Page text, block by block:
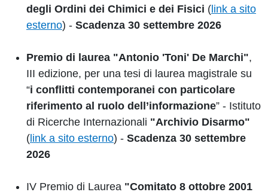
degli Ordini dei Chimici e dei Fisici ( link a sito
esterno) - Scadenza 30 settembre 2026
Premio di laurea "Antonio 'Toni' De Marchi",
III edizione, per una tesi di laurea magistrale su
“i conflitti contemporanei con particolare
riferimento al ruolo dell’informazione” - Istituto
di Ricerche Internazionali "Archivio Disarmo"
( link a sito esterno) - Scadenza 30 settembre
2026
IV Premio di Laurea "Comitato 8 ottobre 2001